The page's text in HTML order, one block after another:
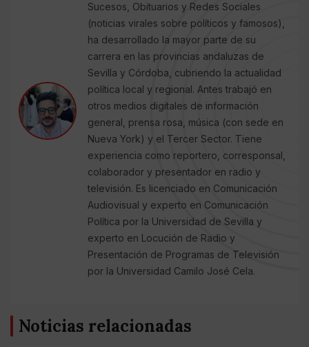
Sucesos, Obituarios y Redes Sociales
(noticias virales sobre políticos y famosos),
ha desarrollado la mayor parte de su
carrera en las provincias andaluzas de
Sevilla y Córdoba, cubriendo la actualidad
política local y regional. Antes trabajó en
otros medios digitales de información
general, prensa rosa, música (con sede en
Nueva York) y el Tercer Sector. Tiene
experiencia como reportero, corresponsal,
colaborador y presentador en radio y
televisión. Es licenciado en Comunicación
Audiovisual y experto en Comunicación
Política por la Universidad de Sevilla y
experto en Locución de Radio y
Presentación de Programas de Televisión
por la Universidad Camilo José Cela.
Noticias relacionadas